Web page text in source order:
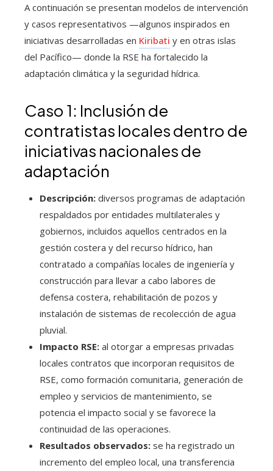
A continuación se presentan modelos de intervención
y casos representativos —algunos inspirados en
iniciativas desarrolladas en Kiribati y en otras islas
del Pacífico— donde la RSE ha fortalecido la
adaptación climática y la seguridad hídrica.
Caso 1: Inclusión de
contratistas locales dentro de
iniciativas nacionales de
adaptación
Descripción: diversos programas de adaptación
respaldados por entidades multilaterales y
gobiernos, incluidos aquellos centrados en la
gestión costera y del recurso hídrico, han
contratado a compañías locales de ingeniería y
construcción para llevar a cabo labores de
defensa costera, rehabilitación de pozos y
instalación de sistemas de recolección de agua
pluvial.
Impacto RSE: al otorgar a empresas privadas
locales contratos que incorporan requisitos de
RSE, como formación comunitaria, generación de
empleo y servicios de mantenimiento, se
potencia el impacto social y se favorece la
continuidad de las operaciones.
Resultados observados: se ha registrado un
incremento del empleo local, una transferencia